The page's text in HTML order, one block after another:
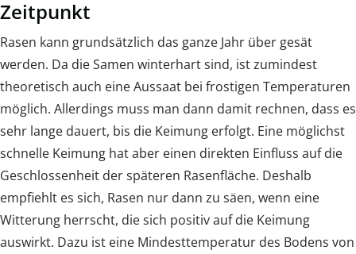
Zeitpunkt
Rasen kann grundsätzlich das ganze Jahr über gesät
werden. Da die Samen winterhart sind, ist zumindest
theoretisch auch eine Aussaat bei frostigen Temperaturen
möglich. Allerdings muss man dann damit rechnen, dass es
sehr lange dauert, bis die Keimung erfolgt. Eine möglichst
schnelle Keimung hat aber einen direkten Einfluss auf die
Geschlossenheit der späteren Rasenfläche. Deshalb
empfiehlt es sich, Rasen nur dann zu säen, wenn eine
Witterung herrscht, die sich positiv auf die Keimung
auswirkt. Dazu ist eine Mindesttemperatur des Bodens von